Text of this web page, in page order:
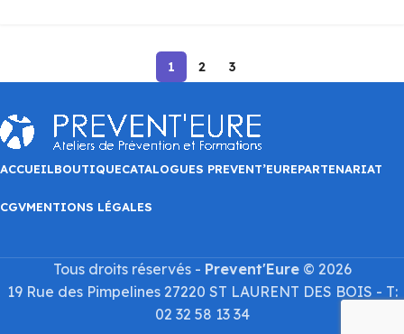
1 2 3
ACCUEILBOUTIQUECATALOGUES PREVENT’EUREPARTENARIAT
CGVMENTIONS LÉGALES
Tous droits réservés - Prevent'Eure© 2026
19 Rue des Pimpelines 27220 ST LAURENT DES BOIS - T:
02 32 58 13 34